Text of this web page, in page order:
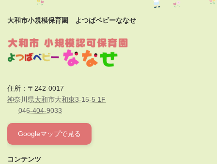
大和市小規模保育園 よつばベビーななせ
住所：〒242-0017
神奈川県大和市大和東3-15-5 1F
046-404-9033
Googleマップで見る
コンテンツ